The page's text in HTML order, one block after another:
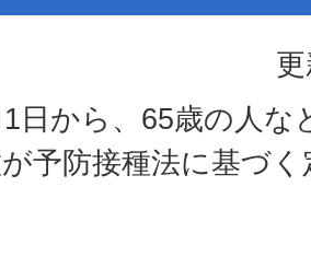
日から、65歳の人な
予防接種法に基づ